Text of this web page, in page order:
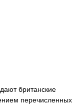
британские
перечисленных